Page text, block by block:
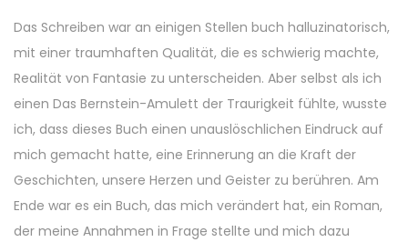
Das Schreiben war an einigen Stellen buch halluzinatorisch,
mit einer traumhaften Qualität, die es schwierig machte,
Realität von Fantasie zu unterscheiden. Aber selbst als ich
einen Das Bernstein-Amulett der Traurigkeit fühlte, wusste
ich, dass dieses Buch einen unauslöschlichen Eindruck auf
mich gemacht hatte, eine Erinnerung an die Kraft der
Geschichten, unsere Herzen und Geister zu berühren. Am
Ende war es ein Buch, das mich verändert hat, ein Roman,
der meine Annahmen in Frage stellte und mich dazu